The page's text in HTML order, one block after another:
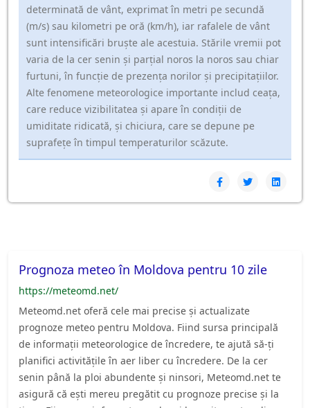
determinată de vânt, exprimat în metri pe secundă
(m/s) sau kilometri pe oră (km/h), iar rafalele de vânt
sunt intensificări bruște ale acestuia. Stările vremii pot
varia de la cer senin și parțial noros la noros sau chiar
furtuni, în funcție de prezența norilor și precipitațiilor.
Alte fenomene meteorologice importante includ ceața,
care reduce vizibilitatea și apare în condiții de
umiditate ridicată, și chiciura, care se depune pe
suprafețe în timpul temperaturilor scăzute.
Prognoza meteo în Moldova pentru 10 zile
https://meteomd.net/
Meteomd.net oferă cele mai precise și actualizate
prognoze meteo pentru Moldova. Fiind sursa principală
de informații meteorologice de încredere, te ajută să-ți
planifici activitățile în aer liber cu încredere. De la cer
senin până la ploi abundente și ninsori, Meteomd.net te
asigură că ești mereu pregătit cu prognoze precise și la